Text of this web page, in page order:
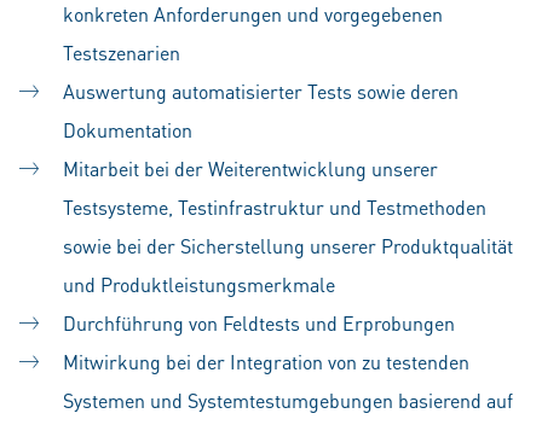
konkreten Anforderungen und vorgegebenen
Testszenarien
Auswertung automatisierter Tests sowie deren
Dokumentation
Mitarbeit bei der Weiterentwicklung unserer
Testsysteme, Testinfrastruktur und Testmethoden
sowie bei der Sicherstellung unserer Produktqualität
und Produktleistungsmerkmale
Durchführung von Feldtests und Erprobungen
Mitwirkung bei der Integration von zu testenden
Systemen und Systemtestumgebungen basierend auf